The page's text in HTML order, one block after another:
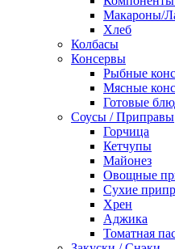
Макароны/
Хлеб
Колбасы
Консервы
Рыбные
Мясные
Готовые
Соусы / Приправы
Горчица
Кетчупы
Майонез
Овощные
Сухие
Хрен
Аджика
Томатная